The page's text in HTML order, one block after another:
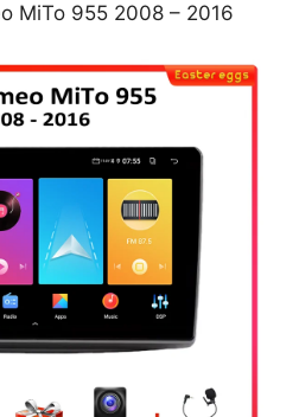
MiTo 955 2008 – 2016